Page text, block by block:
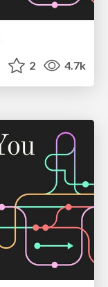
2 4.7k